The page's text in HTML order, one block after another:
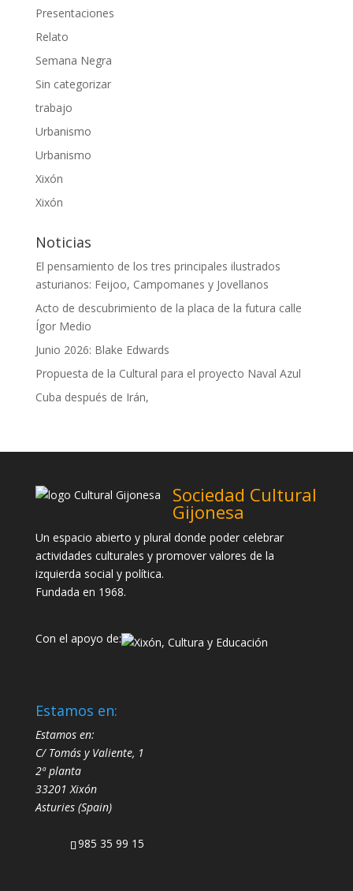
Presentaciones
Relato
Semana Negra
Sin categorizar
trabajo
Urbanismo
Urbanismo
Xixón
Xixón
Noticias
El pensamiento de los tres principales ilustrados
asturianos: Feijoo, Campomanes y Jovellanos
Acto de descubrimiento de la placa de la futura calle
Ígor Medio
Junio 2026: Blake Edwards
Propuesta de la Cultural para el proyecto Naval Azul
Cuba después de Irán,
Sociedad Cultural
Gijonesa
Un espacio abierto y plural donde poder celebrar
actividades culturales y promover valores de la
izquierda social y política.
Fundada en 1968.
Con el apoyo de:
Estamos en:
Estamos en:
C/ Tomás y Valiente, 1
2ª planta
33201 Xixón
Asturies (Spain)
985 35 99 15